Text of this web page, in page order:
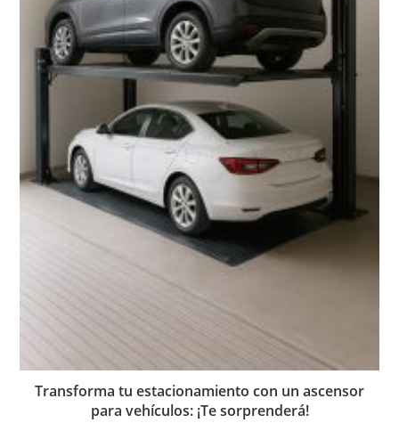
Transforma tu estacionamiento con un ascensor
para vehículos: ¡Te sorprenderá!